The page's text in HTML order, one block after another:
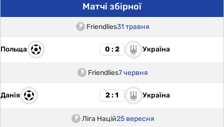
Матчі збірної
Friendlies31 травня
Польща 0 : 2 Україна
Friendlies7 червня
Данія 2 : 1 Україна
Ліга Націй25 вересня